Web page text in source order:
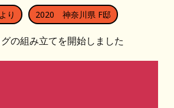
り 2020 神奈川県 F邸
の組み立てを開始しました